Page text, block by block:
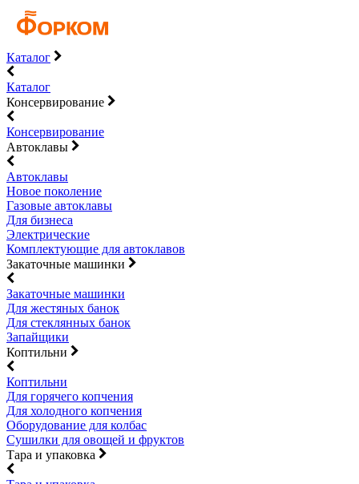
Каталог
Каталог
Консервирование
Консервирование
Автоклавы
Автоклавы
Новое поколение
Газовые автоклавы
Для бизнеса
Электрические
Комплектующие для автоклавов
Закаточные машинки
Закаточные машинки
Для жестяных банок
Для стеклянных банок
Запайщики
Коптильни
Коптильни
Для горячего копчения
Для холодного копчения
Оборудование для колбас
Сушилки для овощей и фруктов
Тара и упаковка